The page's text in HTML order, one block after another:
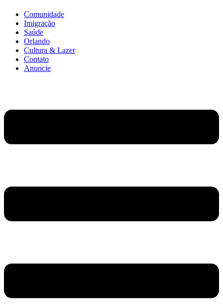
Comunidade
Imigração
Saúde
Orlando
Cultura & Lazer
Contato
Anuncie